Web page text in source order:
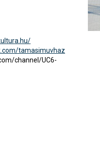
tamasimuvhaz
channel/UC6-